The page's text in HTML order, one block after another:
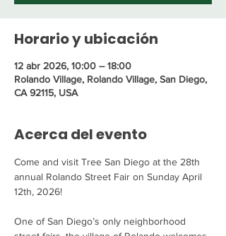
Horario y ubicación
12 abr 2026, 10:00 – 18:00
Rolando Village, Rolando Village, San Diego,
CA 92115, USA
Acerca del evento
Come and visit Tree San Diego at the 28th
annual Rolando Street Fair on Sunday April
12th, 2026!
One of San Diego’s only neighborhood